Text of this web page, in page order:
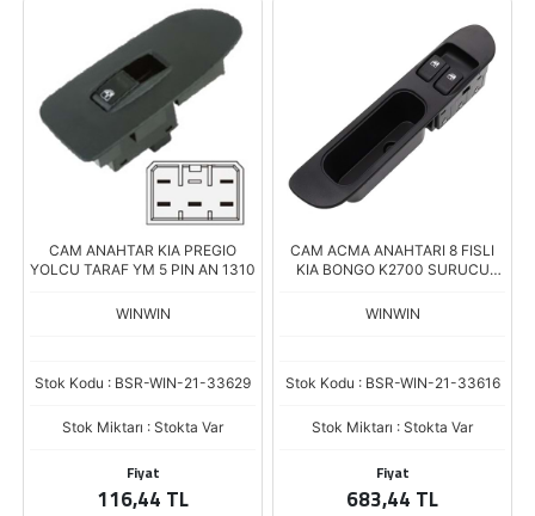
CAM ANAHTAR KIA PREGIO
YOLCU TARAF YM 5 PIN AN 1310
WINWIN
Stok Kodu : BSR-WIN-21-33629
Stok Miktarı : Stokta Var
Fiyat
116,44 TL
CAM ACMA ANAHTARI 8 FISLI
KIA BONGO K2700 SURUCU
350
WINWIN
Stok Kodu : BSR-WIN-21-33616
Stok Miktarı : Stokta Var
Fiyat
683,44 TL